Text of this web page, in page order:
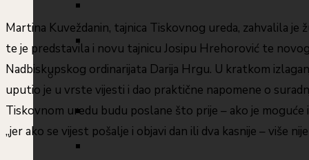
Martina Kuveždanin, tajnica Tiskovnog ureda, zahvalila je
te je predstavila i novu tajnicu Josipu Hrehorović te
Nadbiskupskog ordinarijata Darija Hrgu. U kratkom
uputio je u vrste vijesti i dao praktične napomene o
Tiskovnom uredu budu poslane što prije – ako je moguće
„jer ako se vijest pošalje i objavi dan ili dva kasnije – više